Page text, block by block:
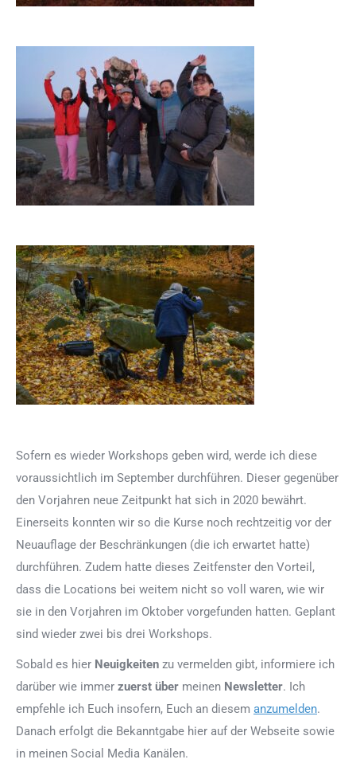
Sofern es wieder Workshops geben wird, werde ich diese
voraussichtlich im September durchführen. Dieser gegenüber
den Vorjahren neue Zeitpunkt hat sich in 2020 bewährt.
Einerseits konnten wir so die Kurse noch rechtzeitig vor der
Neuauflage der Beschränkungen (die ich erwartet hatte)
durchführen. Zudem hatte dieses Zeitfenster den Vorteil,
dass die Locations bei weitem nicht so voll waren, wie wir
sie in den Vorjahren im Oktober vorgefunden hatten. Geplant
sind wieder zwei bis drei Workshops.
Sobald es hier Neuigkeiten zu vermelden gibt, informiere ich
darüber wie immer zuerst über meinen Newsletter. Ich
empfehle ich Euch insofern, Euch an diesem anzumelden.
Danach erfolgt die Bekanntgabe hier auf der Webseite sowie
in meinen Social Media Kanälen.